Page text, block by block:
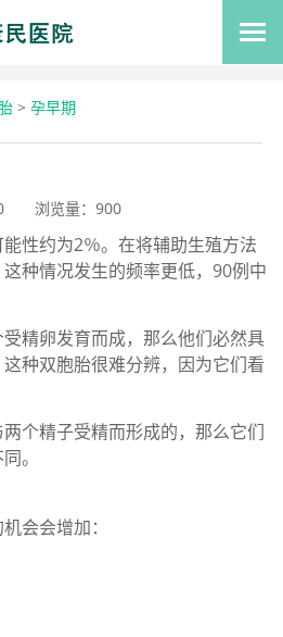
> 孕早期
浏览量： 900
性约为2％。在将辅助生殖方法
种情况发生的频率更低，90例中
精卵发育而成，那么他们必然具
种双胞胎很难分辨，因为它们看
个精子受精而形成的，那么它们
。
会会增加：